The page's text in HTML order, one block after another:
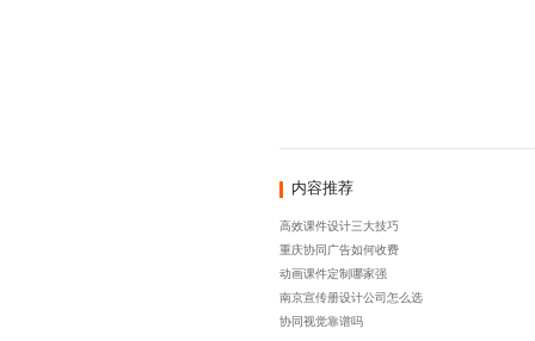
内容推荐
高效课件设计三大技巧
重庆协同广告如何收费
动画课件定制哪家强
南京宣传册设计公司怎么选
协同视觉靠谱吗